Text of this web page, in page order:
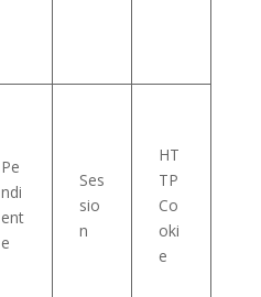
Pe
ndi
ent
e
Ses
sio
n
HT
TP
Co
oki
e